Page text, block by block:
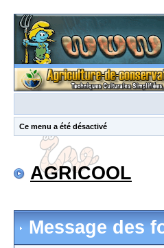
Ce menu a été désactivé
AGRICOOL
Message des